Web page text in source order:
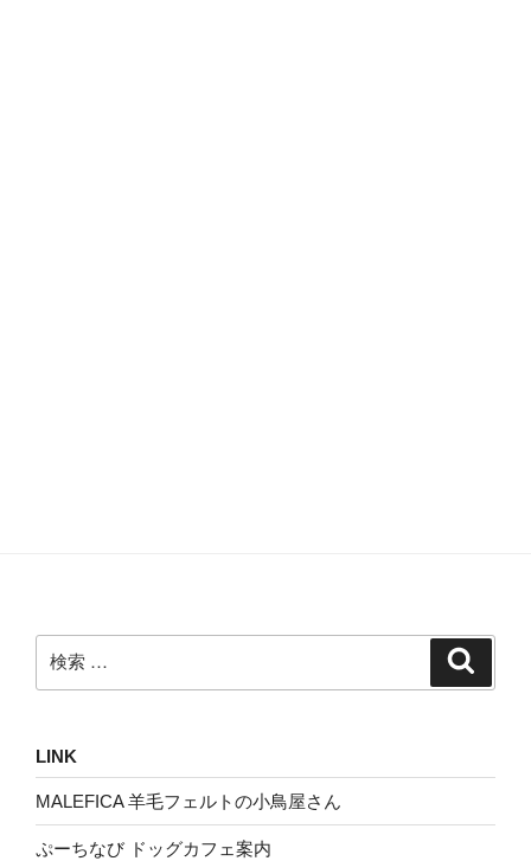
検
索:
LINK
MALEFICA 羊毛フェルトの小鳥屋さん
ぷーちなび ドッグカフェ案内